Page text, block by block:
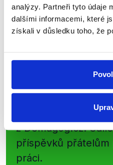
analýzy. Partneři tyto údaje
dalšími informacemi, které
získali v důsledku toho, že
nepravdy se
Sociální sítě
Nenechte si ujít
z Demagog.cz.
příspěvků
práci.